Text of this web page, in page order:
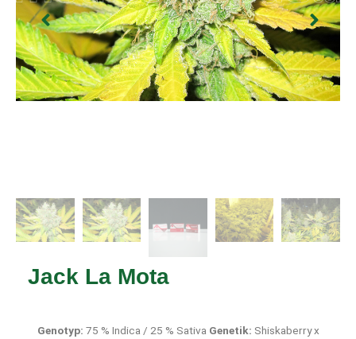
Jack La Mota
Genotyp: 75 % Indica / 25 % Sativa Genetik: Shiskaberry x